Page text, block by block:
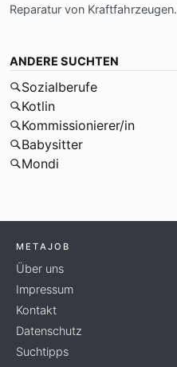
Re­pa­ra­tur von Kraft­fahr­zeu­gen.
ANDERE SUCHTEN
Sozialberufe
Kotlin
Kommissionierer/in
Babysitter
Mondi
METAJOB
Über uns
Impressum
Kontakt
Datenschutz
Suchtipps